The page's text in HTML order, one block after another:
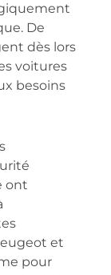
De
dès lors
voitures
besoins
ont
et
pour